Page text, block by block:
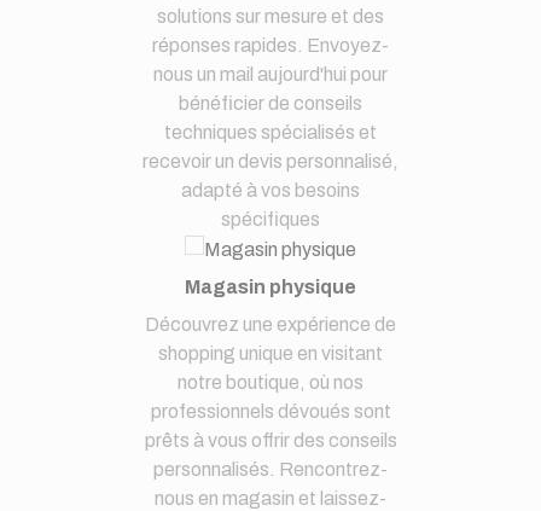
solutions sur mesure et des
réponses rapides. Envoyez-
nous un mail aujourd'hui pour
bénéficier de conseils
techniques spécialisés et
recevoir un devis personnalisé,
adapté à vos besoins
spécifiques
Magasin physique
Découvrez une expérience de
shopping unique en visitant
notre boutique, où nos
professionnels dévoués sont
prêts à vous offrir des conseils
personnalisés. Rencontrez-
nous en magasin et laissez-